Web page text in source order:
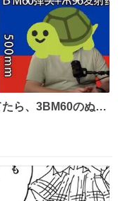
ら、3BM60のぬい